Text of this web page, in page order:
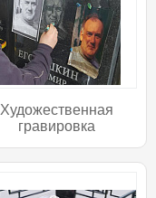
Художественная
гравировка